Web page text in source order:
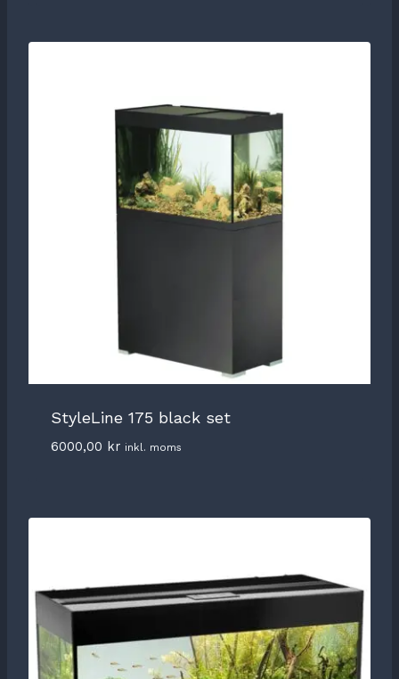
StyleLine 175 black set
6000,00 kr inkl. moms